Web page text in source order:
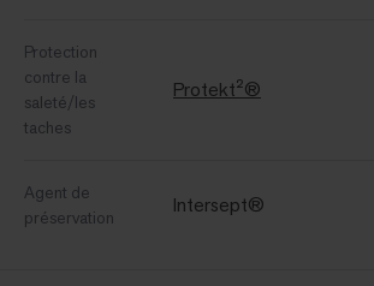
Protection
contre la
saleté/les
taches
Protekt²®
Agent de
préservation
Intersept®